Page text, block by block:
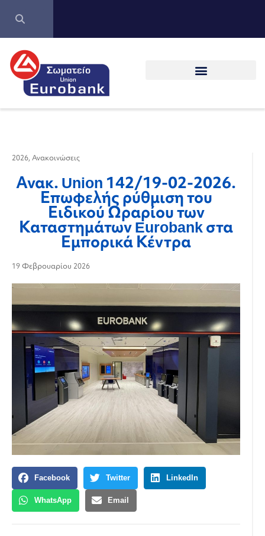
2026, Ανακοινώσεις
Ανακ. Union 142/19-02-2026.
Επωφελής ρύθμιση του
Ειδικού Ωραρίου των
Καταστημάτων Eurobank στα
Εμπορικά Κέντρα
19 Φεβρουαρίου 2026
Facebook Twitter LinkedIn
WhatsApp Email